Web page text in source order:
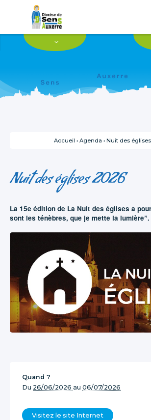
navigation
Accueil › Agenda › Nuit des
Nuit des églises 2026
La 15e édition de La Nuit des églises a
sont les ténèbres, que je mette la lumière”.
Quand ?
Du 26/06/2026 au 06/07/2026
Visitez le site Internet